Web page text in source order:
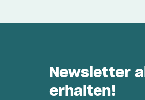
Newsletter
erhalten!